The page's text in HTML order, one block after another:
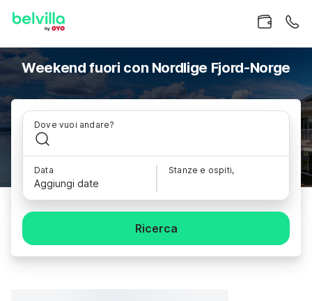
Weekend fuori con Nordlige Fjord-Norge
Dove vuoi andare?
Data
Aggiungi date
Stanze e ospiti,
Ricerca